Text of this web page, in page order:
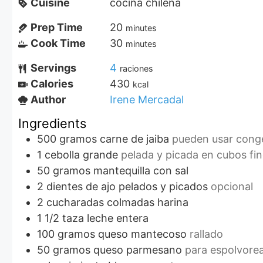
Cuisine
cocina chilena
Prep Time
20 minutes
Cook Time 30 minutes
Servings 4 raciones
Calories 430 kcal
Author Irene Mercadal
Ingredients
500 gramos carne de jaiba pueden usar
1 cebolla grande pelada y picada en cubos
50 gramos mantequilla con sal
2 dientes de ajo pelados y picados opcional
2 cucharadas colmadas harina
1 1/2 taza leche entera
100 gramos queso mantecoso rallado
50 gramos queso parmesano para